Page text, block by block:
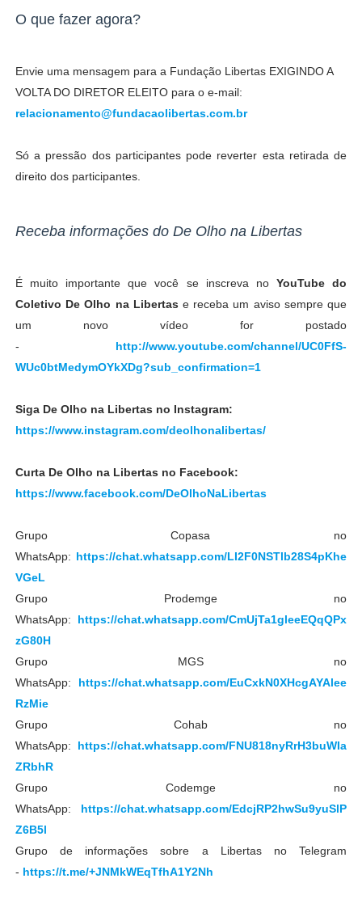
O que fazer agora?
Envie uma mensagem para a Fundação Libertas EXIGINDO A
VOLTA DO DIRETOR ELEITO para o e-mail:
relacionamento@fundacaolibertas.com.br
Só a pressão dos participantes pode reverter esta retirada de
direito dos participantes.
Receba informações do De Olho na Libertas
É muito importante que você se inscreva no YouTube do
Coletivo De Olho na Libertas e receba um aviso sempre que
um novo vídeo for postado
- http://www.youtube.com/channel/UC0FfS-
WUc0btMedymOYkXDg?sub_confirmation=1
Siga De Olho na Libertas no Instagram:
https://www.instagram.com/deolhonalibertas/
Curta De Olho na Libertas no Facebook:
https://www.facebook.com/DeOlhoNaLibertas
Grupo Copasa no
WhatsApp: https://chat.whatsapp.com/LI2F0NSTlb28S4pKhe
VGeL
Grupo Prodemge no
WhatsApp: https://chat.whatsapp.com/CmUjTa1gleeEQqQPx
zG80H
Grupo MGS no
WhatsApp: https://chat.whatsapp.com/EuCxkN0XHcgAYAlee
RzMie
Grupo Cohab no
WhatsApp: https://chat.whatsapp.com/FNU818nyRrH3buWIa
ZRbhR
Grupo Codemge no
WhatsApp: https://chat.whatsapp.com/EdcjRP2hwSu9yuSlP
Z6B5l
Grupo de informações sobre a Libertas no Telegram
- https://t.me/+JNMkWEqTfhA1Y2Nh